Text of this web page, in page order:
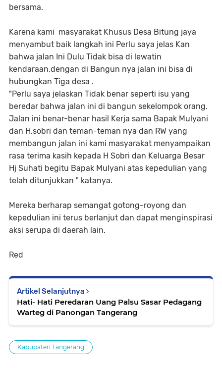
bersama.
Karena kami masyarakat Khusus Desa Bitung jaya
menyambut baik langkah ini Perlu saya jelas Kan
bahwa jalan Ini Dulu Tidak bisa di lewatin
kendaraan,dengan di Bangun nya jalan ini bisa di
hubungkan Tiga desa .
"Perlu saya jelaskan Tidak benar seperti isu yang
beredar bahwa jalan ini di bangun sekelompok orang.
Jalan ini benar-benar hasil Kerja sama Bapak Mulyani
dan H.sobri dan teman-teman nya dan RW yang
membangun jalan ini kami masyarakat menyampaikan
rasa terima kasih kepada H Sobri dan Keluarga Besar
Hj Suhati begitu Bapak Mulyani atas kepedulian yang
telah ditunjukkan " katanya.
Mereka berharap semangat gotong-royong dan
kepedulian ini terus berlanjut dan dapat menginspirasi
aksi serupa di daerah lain.
Red
Artikel Selanjutnya
Hati- Hati Peredaran Uang Palsu Sasar Pedagang
Warteg di Panongan Tangerang
Kabupaten Tangerang